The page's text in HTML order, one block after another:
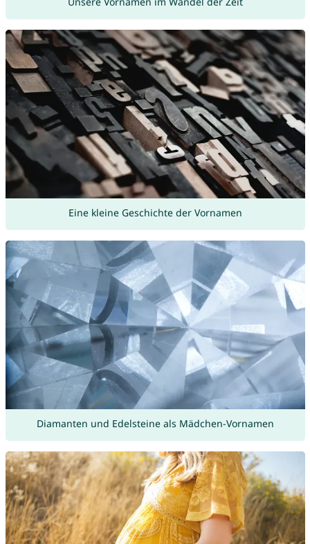
Eine kleine Geschichte der Vornamen
Diamanten und Edelsteine als Mädchen-Vornamen